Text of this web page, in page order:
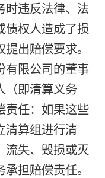
时违反法律、法
债权人造成了损
出赔偿要求。
有限公司的董事
（即清算义务
责任：如果这些
清算组进行清
流失、毁损或灭
担赔偿责任。